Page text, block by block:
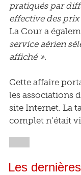
pratiqués par
effective des prix
La Cour a
service aérien
affiché ».
Cette affaire
les associations
site Internet. La
complet n’était
Les